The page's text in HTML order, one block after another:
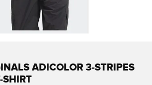
ADICOLOR 3-STRIPES
SHIRT